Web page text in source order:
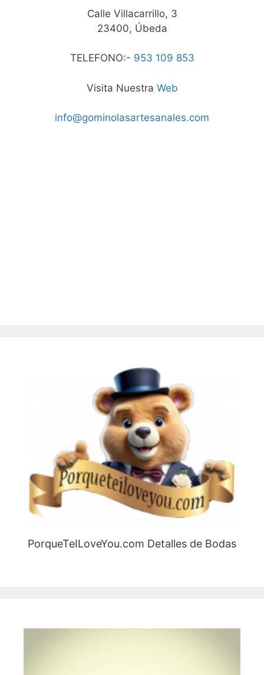
Calle Villacarrillo, 3
23400, Úbeda
TELEFONO:- 953 109 853
Visita Nuestra Web
info@gominolasartesanales.com
PorqueTeILoveYou.com Detalles de Bodas